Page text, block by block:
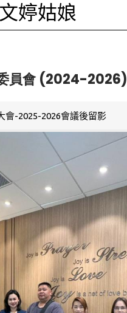
婷姑娘
員會 (2024-2026)
會-2025-2026會議後留影